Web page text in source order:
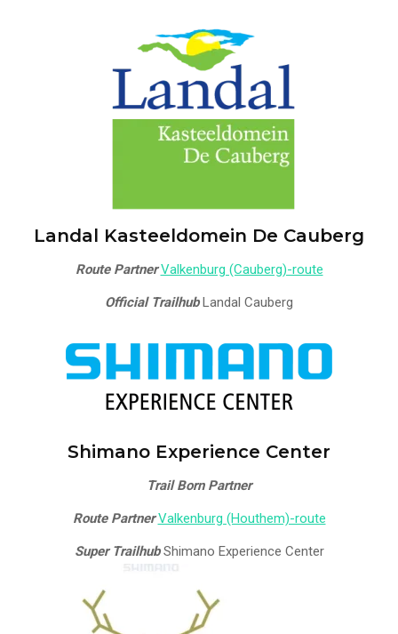
Landal Kasteeldomein De Cauberg
Route Partner Valkenburg (Cauberg)-route
Official TrailhubLandal Cauberg
Shimano Experience Center
Trail Born Partner
Route Partner Valkenburg (Houthem)-route
Super TrailhubShimano Experience Center